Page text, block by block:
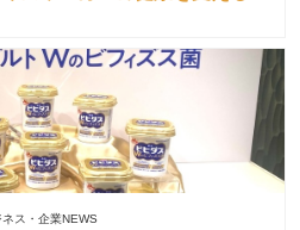
ス・企業NEWS